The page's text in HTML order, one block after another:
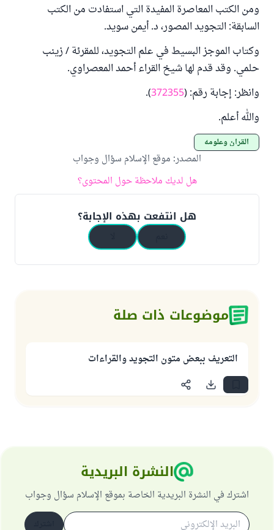
ومن الكتب المعاصرة المفيدة التي استفادت من الكتب
السابقة: التجويد المصور، د. أيمن سويد.
وكتاب الموجز البسيط في علم التجويد، للمقرئة / زينب
حلمي. وقد قدم لها شيخ القراء أحمد المعصراوي.
وانظر: إجابة رقم: (372355
).
والله أعلم.
القرآن وعلومه
المصدر: موقع الإسلام سؤال وجواب
هل لديك ملاحظة حول المحتوى؟
هل انتفعت بهذه الإجابة؟
موضوعات ذات صلة
التعريف ببعض متون التجويد والقراءات
النشرة البريدية
اشترك في النشرة البريدية الخاصة بموقع الإسلام سؤال وجواب